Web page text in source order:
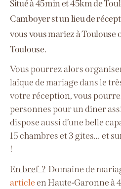
Situé à 45min et 45km de
Camboyerst un lieu de
vous vous mariez à Toulouse
Toulouse.
Vous pourrez alors
laïque de mariage dans le
votre réception, vous
personnes pour un diner
dispose aussi d’une belle
15 chambres et 3 gites… et
!
En bref ? Domaine de
articleen Haute-Garonne à